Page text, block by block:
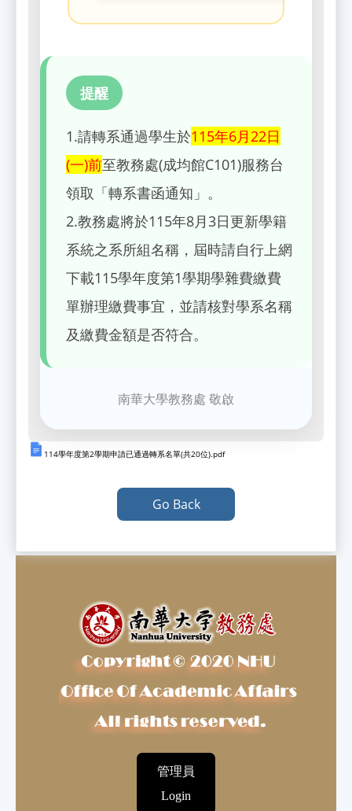
提醒
1.請轉系通過學生於115年6月22日
(一)前至教務處(成均館C101)服務台
領取「轉系書函通知」。
2.教務處將於115年8月3日更新學籍
系統之系所組名稱，屆時請自行上網
下載115學年度第1學期學雜費繳費
單辦理繳費事宜，並請核對學系名稱
及繳費金額是否符合。
南華大學教務處 敬啟
114學年度第2學期申請已通過轉系名單(共20位).pdf
Go Back
管理員
Login